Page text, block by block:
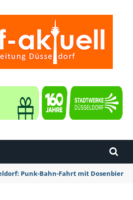
Punk-Bahn-Fahrt mit Dosenbier